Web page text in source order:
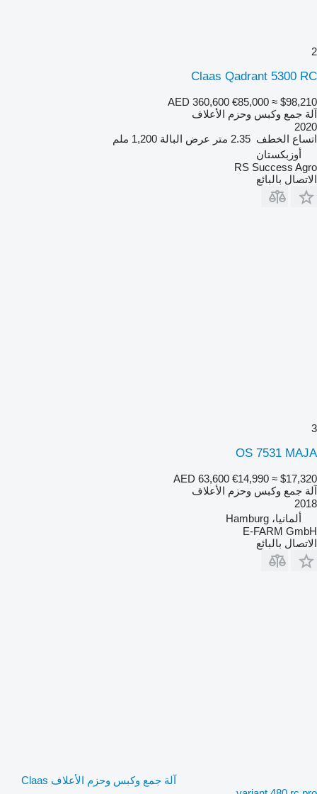
2
Claas Qadrant 5300 RC
AED 360,600 €85,000 ≈ $98,210
آلة جمع وكبس وحزم الأعلاف
2020
اتساع الخطف 2.35 متر عرض البالة 1,200 ملم
أوزبكستان
RS Success Agro
الاتصال بالبائع
3
OS 7531 MAJA
AED 63,600 €14,990 ≈ $17,320
آلة جمع وكبس وحزم الأعلاف
2018
ألمانيا، Hamburg
E-FARM GmbH
الاتصال بالبائع
آلة جمع وكبس وحزم الأعلاف Claas